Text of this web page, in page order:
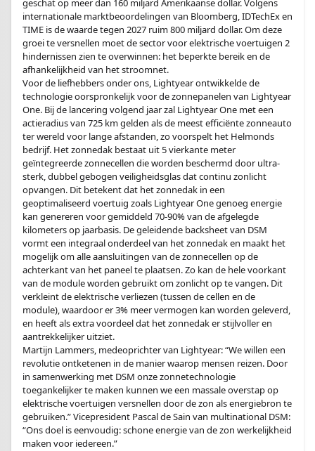
geschat op meer dan 160 miljard Amerikaanse dollar. Volgens
internationale marktbeoordelingen van Bloomberg, IDTechEx en
TIME is de waarde tegen 2027 ruim 800 miljard dollar. Om deze
groei te versnellen moet de sector voor elektrische voertuigen 2
hindernissen zien te overwinnen: het beperkte bereik en de
afhankelijkheid van het stroomnet.
Voor de liefhebbers onder ons, Lightyear ontwikkelde de
technologie oorspronkelijk voor de zonnepanelen van Lightyear
One. Bij de lancering volgend jaar zal Lightyear One met een
actieradius van 725 km gelden als de meest efficiënte zonneauto
ter wereld voor lange afstanden, zo voorspelt het Helmonds
bedrijf. Het zonnedak bestaat uit 5 vierkante meter
geïntegreerde zonnecellen die worden beschermd door ultra-
sterk, dubbel gebogen veiligheidsglas dat continu zonlicht
opvangen. Dit betekent dat het zonnedak in een
geoptimaliseerd voertuig zoals Lightyear One genoeg energie
kan genereren voor gemiddeld 70-90% van de afgelegde
kilometers op jaarbasis. De geleidende backsheet van DSM
vormt een integraal onderdeel van het zonnedak en maakt het
mogelijk om alle aansluitingen van de zonnecellen op de
achterkant van het paneel te plaatsen. Zo kan de hele voorkant
van de module worden gebruikt om zonlicht op te vangen. Dit
verkleint de elektrische verliezen (tussen de cellen en de
module), waardoor er 3% meer vermogen kan worden geleverd,
en heeft als extra voordeel dat het zonnedak er stijlvoller en
aantrekkelijker uitziet.
Martijn Lammers, medeoprichter van Lightyear: “We willen een
revolutie ontketenen in de manier waarop mensen reizen. Door
in samenwerking met DSM onze zonnetechnologie
toegankelijker te maken kunnen we een massale overstap op
elektrische voertuigen versnellen door de zon als energiebron te
gebruiken.” Vicepresident Pascal de Sain van multinational DSM:
“Ons doel is eenvoudig: schone energie van de zon werkelijkheid
maken voor iedereen.”